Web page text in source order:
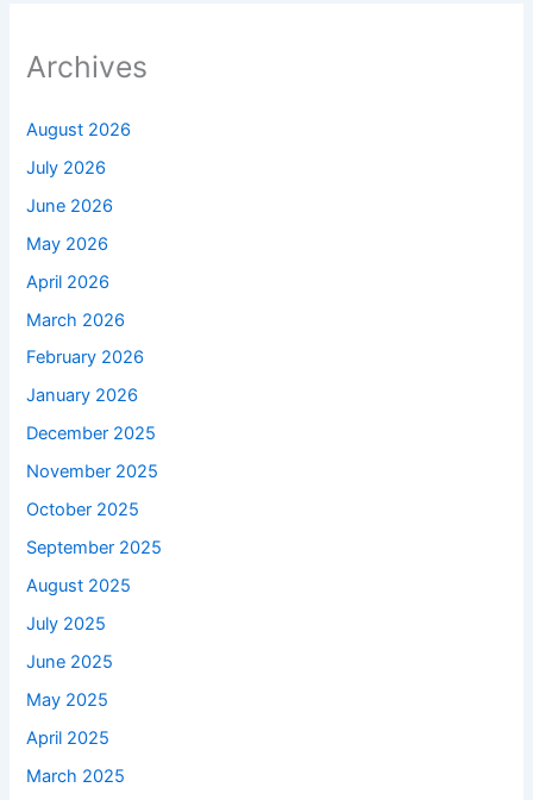
Archives
August 2026
July 2026
June 2026
May 2026
April 2026
March 2026
February 2026
January 2026
December 2025
November 2025
October 2025
September 2025
August 2025
July 2025
June 2025
May 2025
April 2025
March 2025